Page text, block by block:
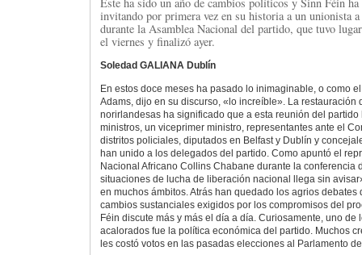
invitando por primera vez en su historia a un unionista
durante la Asamblea Nacional del partido, que tuvo
el viernes y finalizó ayer.
Soledad GALIANA Dublín
En estos doce meses ha pasado lo inimaginable, o como
Adams, dijo en su discurso, «lo increíble». La restauración
norirlandesas ha significado que a esta reunión del partido
ministros, un viceprimer ministro, representantes ante el
distritos policiales, diputados en Belfast y Dublín y
han unido a los delegados del partido. Como apuntó el
Nacional Africano Collins Chabane durante la conferencia
situaciones de lucha de liberación nacional llega sin
en muchos ámbitos. Atrás han quedado los agrios debates
cambios sustanciales exigidos por los compromisos del
Féin discute más y más el día a día. Curiosamente, uno de
acalorados fue la política económica del partido. Muchos
les costó votos en las pasadas elecciones al Parlamento